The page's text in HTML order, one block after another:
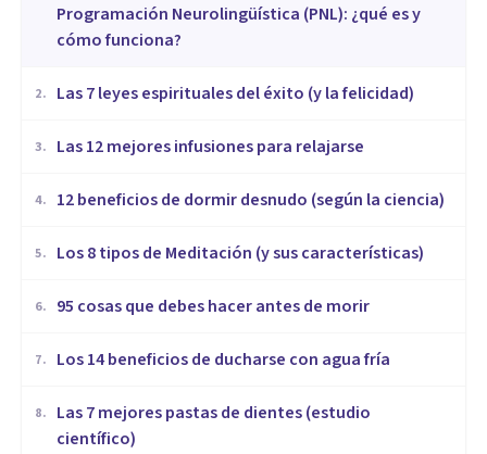
Programación Neurolingüística (PNL): ¿qué es y
cómo funciona?
2. Las 7 leyes espirituales del éxito (y la felicidad)
3. ​Las 12 mejores infusiones para relajarse
4. 12 beneficios de dormir desnudo (según la ciencia)
5. Los 8 tipos de Meditación (y sus características)
6. 95 cosas que debes hacer antes de morir
7. Los 14 beneficios de ducharse con agua fría
8.
Las 7 mejores pastas de dientes (estudio
científico)